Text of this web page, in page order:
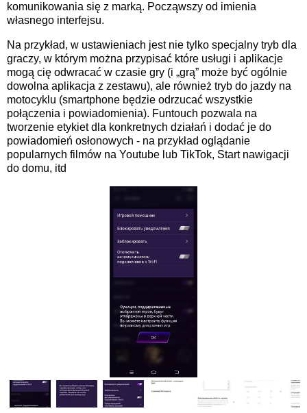
komunikowania się z marką. Począwszy od imienia
własnego interfejsu.
Na przykład, w ustawieniach jest nie tylko specjalny tryb dla
graczy, w którym można przypisać które usługi i aplikacje
mogą cię odwracać w czasie gry (i „grą” może być ogólnie
dowolna aplikacja z zestawu), ale również tryb do jazdy na
motocyklu (smartphone będzie odrzucać wszystkie
połączenia i powiadomienia). Funtouch pozwala na
tworzenie etykiet dla konkretnych działań i dodać je do
powiadomień osłonowych - na przykład oglądanie
popularnych filmów na Youtube lub TikTok, Start nawigacji
do domu, itd